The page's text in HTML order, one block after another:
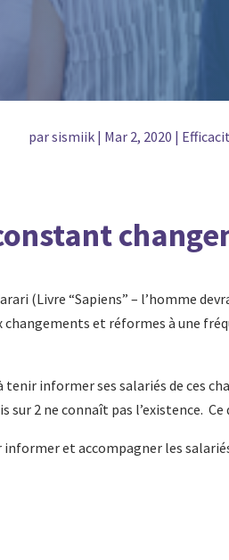
parsismiik | Mar 2, 2020 |
(Livre “Sapiens” – l’homme
et réformes à une
informer ses salariés de ces
2 ne connaît pas l’existence.
informer et accompagner les